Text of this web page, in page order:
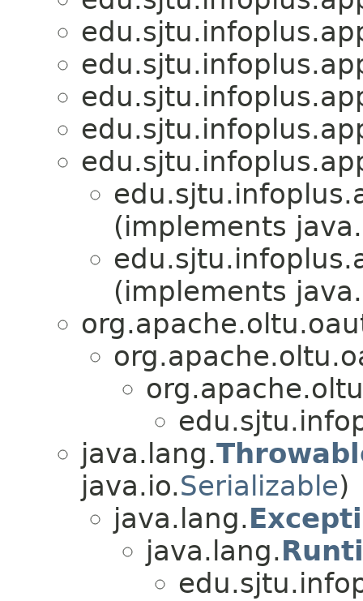
(implements
(implements
java.lang.
java.io.Serializable)
java.lang.
java.lang.